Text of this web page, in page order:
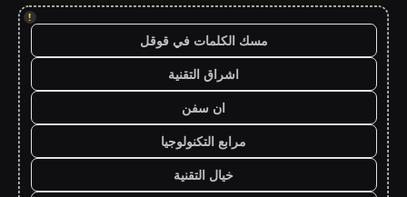
!
مسك الكلمات في قوقل
اشراق التقنية
ان سفن
مرابع التكنولوجيا
خيال التقنية